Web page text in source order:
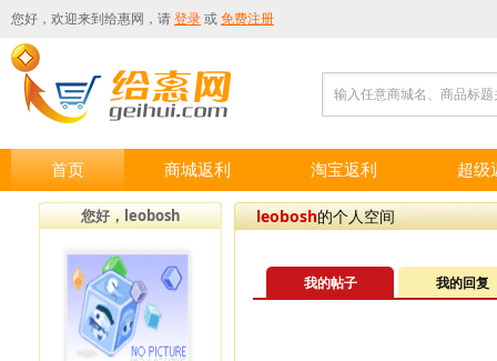
您好，欢迎来到 给惠网 ，请 登录 或 免费注册
输入任意商城名、商品标
首页 商城返利 淘宝返利 超级
您好，leobosh leobosh的个人空间
我的帖子 我的回复